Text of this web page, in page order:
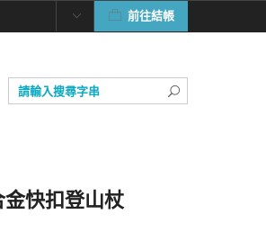
前往結帳
快扣登山杖